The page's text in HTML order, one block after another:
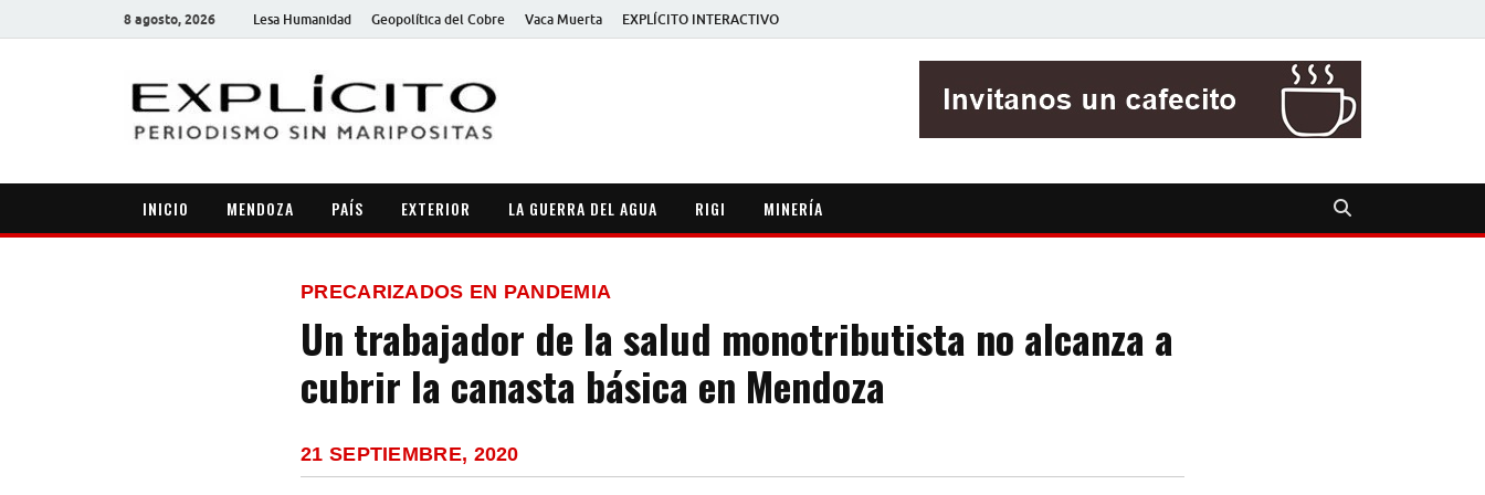
8 agosto, 2026 Lesa Humanidad Geopolítica del Cobre Vaca Muerta EXPLÍCITO INTERACTIVO
INICIO MENDOZA PAÍS EXTERIOR LA GUERRA DEL AGUA RIGI MINERÍA
PRECARIZADOS EN PANDEMIA
Un trabajador de la salud monotributista no alcanza a
cubrir la canasta básica en Mendoza
21 SEPTIEMBRE, 2020